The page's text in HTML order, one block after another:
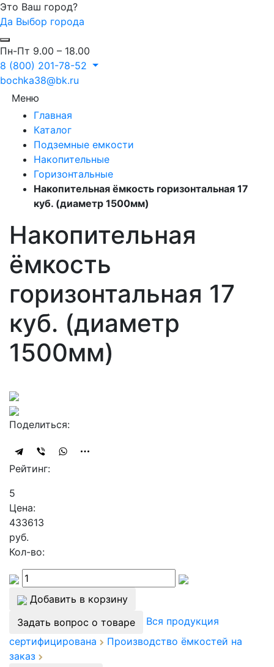
Это Ваш город?
Да Выбор города
Пн-Пт 9.00 – 18.00
8 (800) 201-78-52
bochka38@bk.ru
Меню
Главная
Каталог
Подземные емкости
Накопительные
Горизонтальные
Накопительная ёмкость горизонтальная 17
куб. (диаметр 1500мм)
Накопительная
ёмкость
горизонтальная 17
куб. (диаметр
1500мм)
Поделиться:
Рейтинг:
5
Цена:
433613
руб.
Кол-во:
Добавить в корзину
Задать вопрос о товаре
Вся продукция
сертифицирована
Производство ёмкостей на
заказ